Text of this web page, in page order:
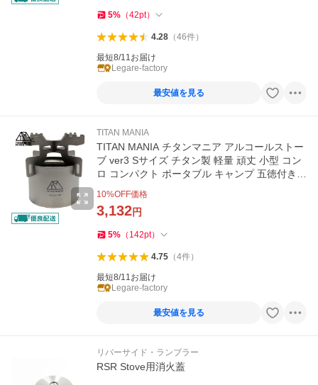
5% （42pt）
4.28（46件）
最短8/11お届け
Legare-factory
最安値を見る
TITAN MANIA
TITAN MANIA チタンマニア アルコールストー
ブ ver3 Sサイズ チタン製 軽量 頑丈 小型 コン
ロ コンパクト ポータブル キャンプ 五徳付き
10%OFF価格
3,132円
5% （ 142pt）
4.75（4件）
最短8/11お届け
Legare-factory
最安値を見る
リバーサイド・ランブラー
RSR Stove用消火蓋